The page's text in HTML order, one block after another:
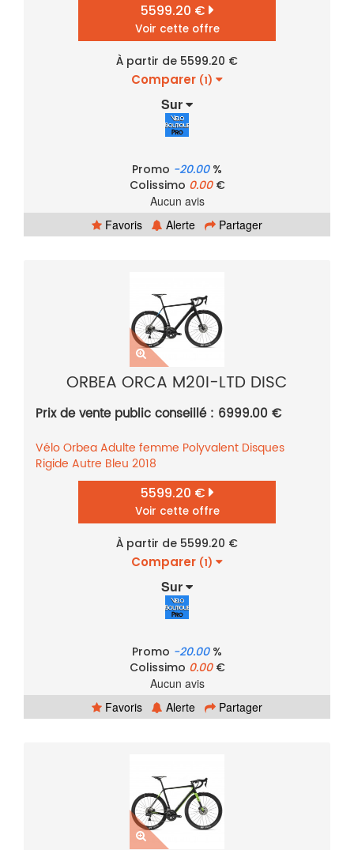
5599.20 €
Voir cette offre
À partir de 5599.20 €
Comparer (1)
Sur
Promo -20.00%
Colissimo 0.00€
Aucun avis
Favoris
Alerte Partager
ORBEA ORCA M20I-LTD DISC
Prix de vente public conseillé : 6999.00 €
VéloOrbeaAdulte femme Polyvalent Disques
Rigide Autre Bleu 2018
5599.20 €
Voir cette offre
À partir de 5599.20 €
Comparer (1)
Sur
Promo -20.00%
Colissimo 0.00€
Aucun avis
Favoris
Alerte Partager